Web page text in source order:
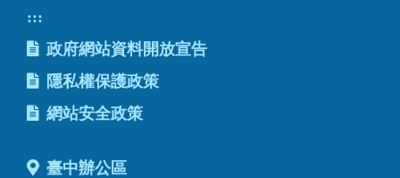
:::
政府網站資料開放宣告
隱私權保護政策
網站安全政策
臺中辦公區